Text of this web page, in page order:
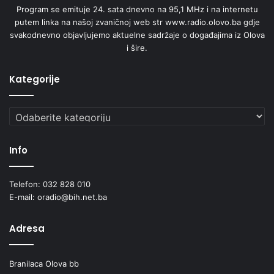
Program se emituje 24. sata dnevno na 95,1 MHz i na internetu
putem linka na našoj zvaničnoj web str www.radio.olovo.ba gdje
svakodnevno objavljujemo aktuelne sadržaje o događajima iz Olova
i šire.
Kategorije
Kategorije
Info
Telefon: 032 828 010
E-mail: oradio@bih.net.ba
Adresa
Branilaca Olova bb